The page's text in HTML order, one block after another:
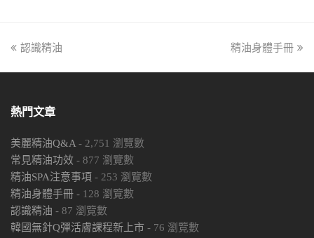
previous
認識精油
next
精油身體手冊
熱門文章
美麗精油Q&A- 2,751 瀏覽數
常見精油功效 - 877 瀏覽數
精油SPA注意事項 - 253 瀏覽數
精油身體手冊 - 128 瀏覽數
認識精油 - 87 瀏覽數
韓國無針Q彈活膚課程新上市 - 76 瀏覽數